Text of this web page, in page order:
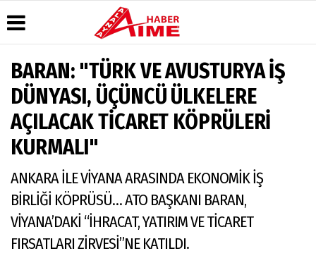
Üye Paneli
Haber
Arşivi
Dergi
Arşivi
Günün
Haberleri
Hava
Durumu
Gazete
Manşetleri
Biyografiler
Köşe
Yazarları
Video
Galeri
AlanyaTime
TV
Moovit
Canlı Uçak
Seyir
Künye
BARAN: "TÜRK VE AVUSTURYA İŞ
DÜNYASI, ÜÇÜNCÜ ÜLKELERE
AÇILACAK TİCARET KÖPRÜLERİ
KURMALI"
ANKARA İLE VİYANA ARASINDA EKONOMİK İŞ
BİRLİĞİ KÖPRÜSÜ… ATO BAŞKANI BARAN,
VİYANA’DAKİ “İHRACAT, YATIRIM VE TİCARET
FIRSATLARI ZİRVESİ”NE KATILDI.